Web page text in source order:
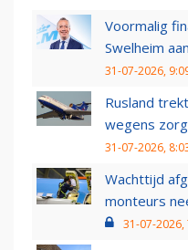
Voormalig
Swelheim
31-07-2026,
Rusland
wegens
31-07-2026,
Wachttijd
monteurs
31-07-2026,